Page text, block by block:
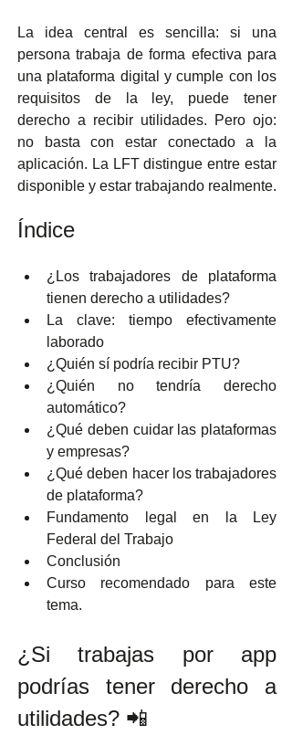
La idea central es sencilla: si una
persona trabaja de forma efectiva para
una plataforma digital y cumple con los
requisitos de la ley, puede tener
derecho a recibir utilidades. Pero ojo:
no basta con estar conectado a la
aplicación. La LFT distingue entre estar
disponible y estar trabajando realmente.
Índice
¿Los trabajadores de plataforma
tienen derecho a utilidades?
La clave: tiempo efectivamente
laborado
¿Quién sí podría recibir PTU?
¿Quién no tendría derecho
automático?
¿Qué deben cuidar las plataformas
y empresas?
¿Qué deben hacer los trabajadores
de plataforma?
Fundamento legal en la Ley
Federal del Trabajo
Conclusión
Curso recomendado para este
tema.
¿Si trabajas por app
podrías tener derecho a
utilidades? 📲